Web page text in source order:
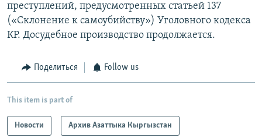
преступлений, предусмотренных статьей 137
(«Склонение к самоубийству») Уголовного кодекса
КР. Досудебное производство продолжается.
Поделиться Follow us
This item is part of
Новости Архив Азаттыка Кыргызстан